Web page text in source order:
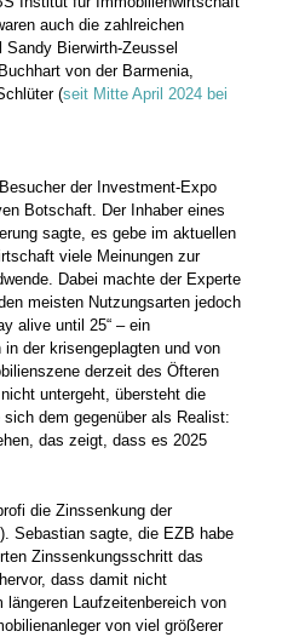
auch die zahlreichen
Bierwirth-Zeussel
von der Barmenia,
(seit Mitte April 2024 bei
der Investment-Expo
Botschaft. Der Inhaber eines
sagte, es gebe im aktuellen
viele Meinungen zur
Dabei machte der Experte
meisten Nutzungsarten jedoch
alive until 25“ – ein
der krisengeplagten und von
derzeit des Öfteren
untergeht, übersteht die
dem gegenüber als Realist:
das zeigt, dass es 2025
die Zinssenkung der
Sebastian sagte, die EZB habe
Zinssenkungsschritt das
dass damit nicht
Laufzeitenbereich von
von viel größerer